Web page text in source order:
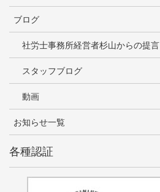
ブログ
社労士事務所経営者杉山からの提言
スタッフブログ
動画
お知らせ一覧
各種認証